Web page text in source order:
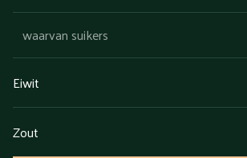
waarvan suikers
Eiwit
Zout